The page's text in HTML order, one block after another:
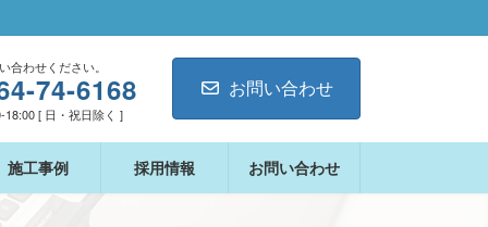
合わせください。
74-6168
18:00 [ 日・祝日除く ]
お問い合わせ
施工事例 採用情報 お問い合わせ